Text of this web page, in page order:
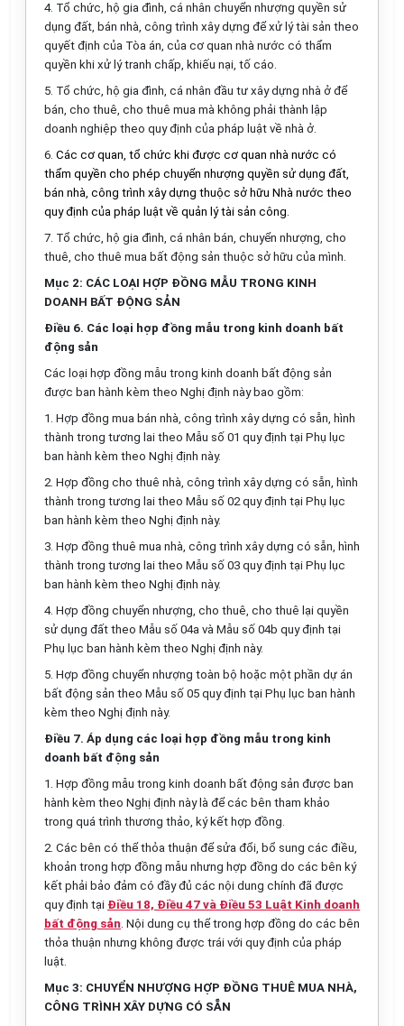
4. Tổ chức, hộ gia đình, cá nhân chuyển nhượng quyền sử
dụng đất, bán nhà, công trình xây dựng để xử lý tài sản theo
quyết định của Tòa án, của cơ quan nhà nước có thẩm
quyền khi xử lý tranh chấp, khiếu nại, tố cáo.
5. Tổ chức, hộ gia đình, cá nhân đầu tư xây dựng nhà ở để
bán, cho thuê, cho thuê mua mà không phải thành lập
doanh nghiệp theo quy định của pháp luật về nhà ở.
6. Các cơ quan, tổ chức khi được cơ quan nhà nước có
thẩm quyền cho phép chuyển nhượng quyền sử dụng đất,
bán nhà, công trình xây dựng thuộc sở hữu Nhà nước theo
quy định của pháp luật về quản lý tài sản công.
7. Tổ chức, hộ gia đình, cá nhân bán, chuyển nhượng, cho
thuê, cho thuê mua bất động sản thuộc sở hữu của mình.
Mục 2: CÁC LOẠI HỢP ĐỒNG MẪU TRONG KINH
DOANH BẤT ĐỘNG SẢN
Điều 6. Các loại hợp đồng mẫu trong kinh doanh bất
động sản
Các loại hợp đồng mẫu trong kinh doanh bất động sản
được ban hành kèm theo Nghị định này bao gồm:
1. Hợp đồng mua bán nhà, công trình xây dựng có sẵn, hình
thành trong tương lai theo Mẫu số 01 quy định tại Phụ lục
ban hành kèm theo Nghị định này.
2. Hợp đồng cho thuê nhà, công trình xây dựng có sẵn, hình
thành trong tương lai theo Mẫu số 02quy định tại Phụ lục
ban hành kèm theo Nghị định này.
3. Hợp đồng thuê mua nhà, công trình xây dựng có sẵn, hình
thành trong tương lai theo Mẫu số 03 quy định tại Phụ lục
ban hành kèm theo Nghị định này.
4. Hợp đồng chuyển nhượng, cho thuê, cho thuê lại quyền
sử dụng đất theo Mẫu số 04a và Mẫu số 04b quy định tại
Phụ lục ban hành kèm theo Nghị định này.
5. Hợp đồng chuyển nhượng toàn bộ hoặc một phần dự án
bất động sản theo Mẫu số 05 quy định tại Phụ lục ban hành
kèm theo Nghị định này.
Điều 7. Áp dụng các loại hợp đồng mẫu trong kinh
doanh bất động sản
1. Hợp đồng mẫu trong kinh doanh bất động sản được ban
hành kèm theo Nghị định này là để các bên tham khảo
trong quá trình thương thảo, ký kết hợp đồng.
2. Các bên có thể thỏa thuận để sửa đổi, bổ sung các điều,
khoản trong hợp đồng mẫu nhưng hợp đồng do các bên ký
kết phải bảo đảm có đầy đủ các nội dung chính đã được
quy định tại Điều 18, Điều 47 và Điều 53 Luật Kinh doanh
bất động sản. Nội dung cụ thể trong hợp đồng do các bên
thỏa thuận nhưng không được trái với quy định của pháp
luật.
Mục 3: CHUYỂN NHƯỢNG HỢP ĐỒNG THUÊ MUA NHÀ,
CÔNG TRÌNH XÂY DỰNG CÓ SẴN